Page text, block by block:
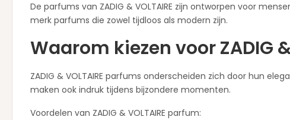
De parfums van ZADIG & VOLTAIRE zijn ontworpen voor
merk parfums die zowel tijdloos als modern zijn.
Waarom kiezen voor ZADIG
ZADIG & VOLTAIRE parfums onderscheiden zich door hun
maken ook indruk tijdens bijzondere momenten.
Voordelen van ZADIG & VOLTAIRE parfum: